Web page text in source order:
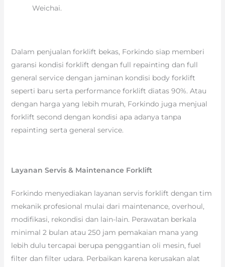
Weichai.
Dalam penjualan forklift bekas, Forkindo siap memberi
garansi kondisi forklift dengan full repainting dan full
general service dengan jaminan kondisi body forklift
seperti baru serta performance forklift diatas 90%. Atau
dengan harga yang lebih murah, Forkindo juga menjual
forklift second dengan kondisi apa adanya tanpa
repainting serta general service.
Layanan Servis & Maintenance Forklift
Forkindo menyediakan layanan servis forklift dengan tim
mekanik profesional mulai dari maintenance, overhoul,
modifikasi, rekondisi dan lain-lain. Perawatan berkala
minimal 2 bulan atau 250 jam pemakaian mana yang
lebih dulu tercapai berupa penggantian oli mesin, fuel
filter dan filter udara. Perbaikan karena kerusakan alat